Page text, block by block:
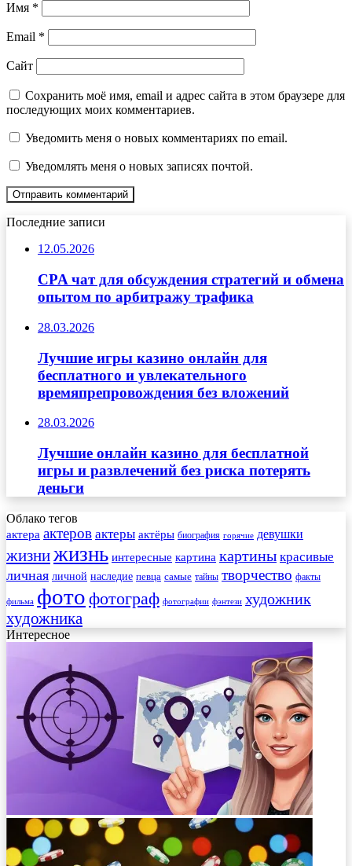
Имя *
Email *
Сайт
Сохранить моё имя, email и адрес сайта в этом браузере для
последующих моих комментариев.
Уведомить меня о новых комментариях по email.
Уведомлять меня о новых записях почтой.
Последние записи
12.05.2026
CPA чат для обсуждения стратегий и обмена
опытом по арбитражу трафика
28.03.2026
Лучшие игры казино онлайн для
бесплатного и увлекательного
времяпрепровождения без вложений
28.03.2026
Лучшие онлайн казино для бесплатной
игры и развлечений без риска потерять
деньги
Облако тегов
актера актеров актеры актёры биография горячие девушки
жизнижизнь интересные картина картины красивые
личная личной наследие певца самые тайны творчество факты
фильма фото фотограф фотографии фэнтези художник
художника
Интересное